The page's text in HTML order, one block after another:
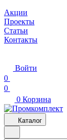
Акции
Проекты
Статьи
Контакты
Войти
0
0
0 Корзина
Каталог